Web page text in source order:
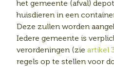
het gemeente (afval)
huisdieren in een
Deze zullen worden
Iedere gemeente is
verordeningen (zie artikel
regels op te stellen voor